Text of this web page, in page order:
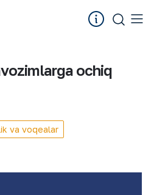
ochiq
va voqealar